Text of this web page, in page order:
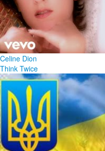
Celine Dion
Think Twice